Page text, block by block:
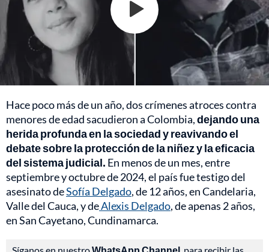
Hace poco más de un año, dos crímenes atroces contra
menores de edad sacudieron a Colombia,dejando una
herida profunda en la sociedad y reavivando el
debate sobre la protección de la niñez y la eficacia
del sistema judicial. En menos de un mes, entre
septiembre y octubre de 2024, el país fue testigo del
asesinato deSofía Delgado, de 12 años, en Candelaria,
Valle del Cauca, y deAlexis Delgado, de apenas 2 años,
en San Cayetano, Cundinamarca.
Síganos en nuestroWhatsApp Channel , para recibir las